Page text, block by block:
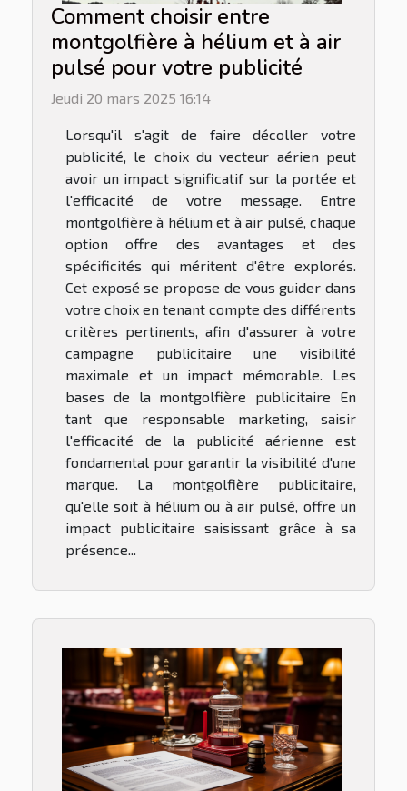
Comment choisir entre
montgolfière à hélium et à air
pulsé pour votre publicité
Jeudi 20 mars 2025 16:14
Lorsqu'il s'agit de faire décoller votre
publicité, le choix du vecteur aérien peut
avoir un impact significatif sur la portée et
l'efficacité de votre message. Entre
montgolfière à hélium et à air pulsé, chaque
option offre des avantages et des
spécificités qui méritent d'être explorés.
Cet exposé se propose de vous guider dans
votre choix en tenant compte des différents
critères pertinents, afin d'assurer à votre
campagne publicitaire une visibilité
maximale et un impact mémorable. Les
bases de la montgolfière publicitaire En
tant que responsable marketing, saisir
l'efficacité de la publicité aérienne est
fondamental pour garantir la visibilité d'une
marque. La montgolfière publicitaire,
qu'elle soit à hélium ou à air pulsé, offre un
impact publicitaire saisissant grâce à sa
présence...